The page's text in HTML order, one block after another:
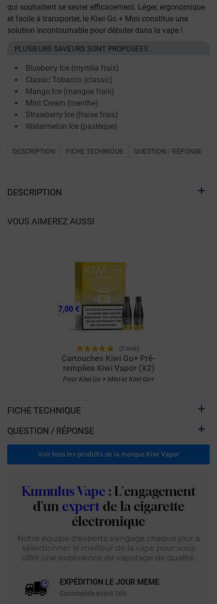
qui souhaitent se sevrer efficacement. Léger, ergonomique
et facile à transporter, le Kiwi Go + Mini constitue une
solution incontournable pour débuter dans la vape !
PLUSIEURS SAVEURS SONT PROPOSÉES :
Blueberry Ice (myrtille frais)
Classic Tobacco (classic)
Mango Ice (mangue frais)
Mint Cream (menthe)
Strawberry Ice (fraise frais)
Watermelon Ice (pastèque)
DESCRIPTION FICHE TECHNIQUE QUESTION / RÉPONSE
DESCRIPTION
VOUS AIMEREZ AUSSI
(2 avis)
Cartouches Kiwi Go+ Pré-
remplies Kiwi Vapor (X2)
Pour Kiwi Go + Mini et Kiwi Go+
7,00 €
FICHE TECHNIQUE
QUESTION / RÉPONSE
Voir tous les produits de la marque Kiwi Vapor
Kumulus Vape : L'engagement
d'un expert de la cigarette
électronique
Notre équipe d'experts s'engage chaque jour à
sélectionner le meilleur de la vape pour vous
offrir une expérience de vapotage de qualité.
EXPÉDITION LE JOUR MÊME
Commande avant 16h